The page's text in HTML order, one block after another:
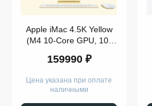
Память
Apple iMac 4.5K Yellow
(M4 10-Core GPU, 10-
256GB) (2024)
159990 ₽
Цена указана при оплате
наличными